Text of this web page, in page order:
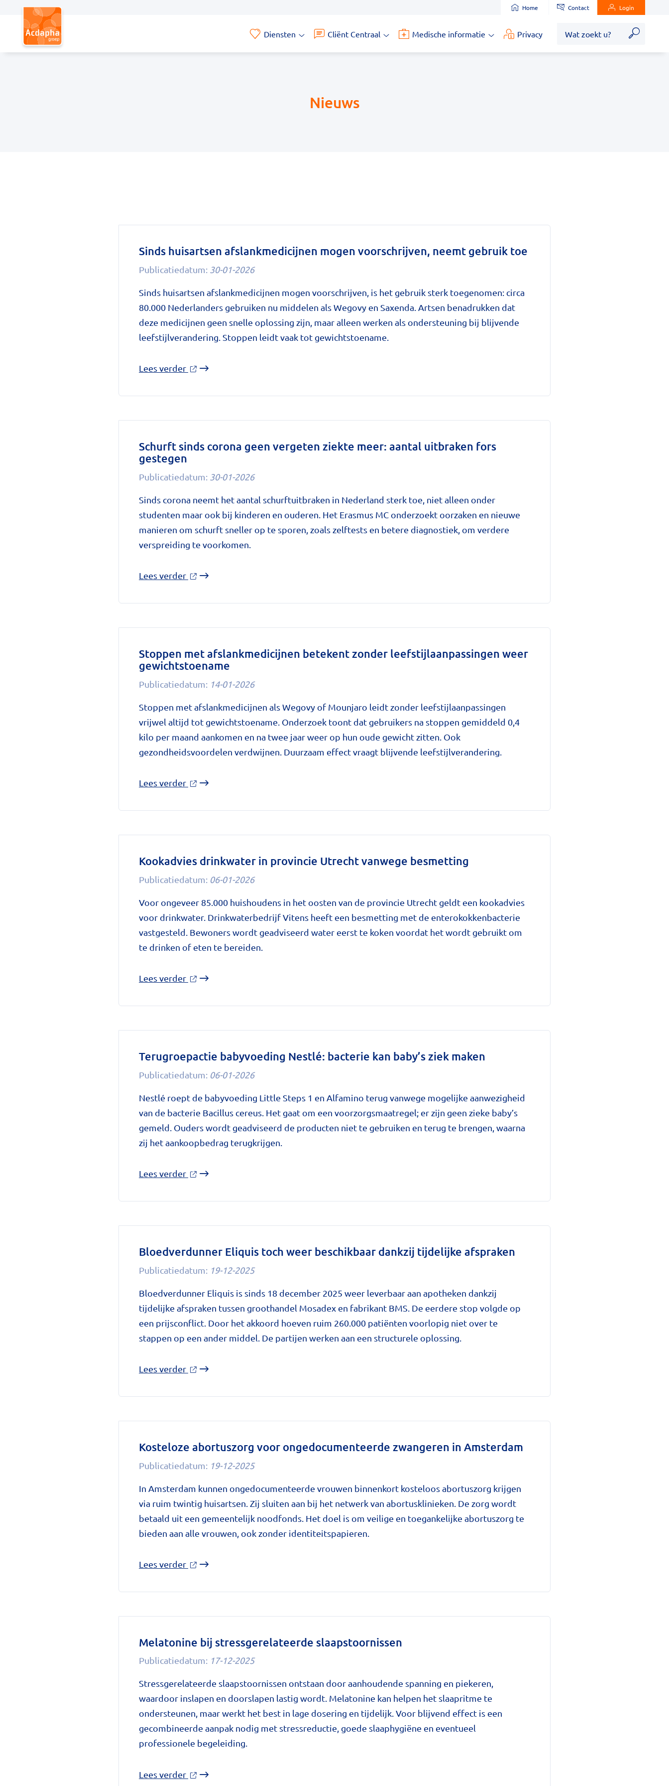
Home Contact Login
Diensten
submenu
Cliënt Centraal
Centraal
Medische informatie
informatie
Privacy
Nieuws
Sinds huisartsen afslankmedicijnen mogen voorschrijven, neemt gebruik toe
Publicatiedatum: 30-01-2026
Sinds huisartsen afslankmedicijnen mogen voorschrijven, is het gebruik sterk toegenomen: circa
80.000 Nederlanders gebruiken nu middelen als Wegovy en Saxenda. Artsen benadrukken dat
deze medicijnen geen snelle oplossing zijn, maar alleen werken als ondersteuning bij blijvende
leefstijlverandering. Stoppen leidt vaak tot gewichtstoename.
Lees verder over
huisartsen
voorschrijven,
gebruik
op
Nationale
zorggids
Schurft sinds corona geen vergeten ziekte meer: aantal uitbraken fors
gestegen
Publicatiedatum: 30-01-2026
Sinds corona neemt het aantal schurftuitbraken in Nederland sterk toe, niet alleen onder
studenten maar ook bij kinderen en ouderen. Het Erasmus MC onderzoekt oorzaken en nieuwe
manieren om schurft sneller op te sporen, zoals zelftests en betere diagnostiek, om verdere
verspreiding te voorkomen.
Lees verder over
sinds
vergeten
ziekte
meer:
uitbraken
fors
gestegen'
op
zorggids
Stoppen met afslankmedicijnen betekent zonder leefstijlaanpassingen weer
gewichtstoename
Publicatiedatum: 14-01-2026
Stoppen met afslankmedicijnen als Wegovy of Mounjaro leidt zonder leefstijlaanpassingen
vrijwel altijd tot gewichtstoename. Onderzoek toont dat gebruikers na stoppen gemiddeld 0,4
kilo per maand aankomen en na twee jaar weer op hun oude gewicht zitten. Ook
gezondheidsvoordelen verdwijnen. Duurzaam effect vraagt blijvende leefstijlverandering.
Lees verder over
met
zonder
gewichtstoename'
op
Nationale
zorggids
Kookadvies drinkwater in provincie Utrecht vanwege besmetting
Publicatiedatum: 06-01-2026
Voor ongeveer 85.000 huishoudens in het oosten van de provincie Utrecht geldt een kookadvies
voor drinkwater. Drinkwaterbedrijf Vitens heeft een besmetting met de enterokokkenbacterie
vastgesteld. Bewoners wordt geadviseerd water eerst te koken voordat het wordt gebruikt om
te drinken of eten te bereiden.
Lees verder over
drinkwater
Utrecht
besmetting'
op
Nationale
zorggids
Terugroepactie babyvoeding Nestlé: bacterie kan baby’s ziek maken
Publicatiedatum: 06-01-2026
Nestlé roept de babyvoeding Little Steps 1 en Alfamino terug vanwege mogelijke aanwezigheid
van de bacterie Bacillus cereus. Het gaat om een voorzorgsmaatregel; er zijn geen zieke baby’s
gemeld. Ouders wordt geadviseerd de producten niet te gebruiken en terug te brengen, waarna
zij het aankoopbedrag terugkrijgen.
Lees verder over
babyvoeding
kan
maken'
op
Nationale
zorggids
Bloedverdunner Eliquis toch weer beschikbaar dankzij tijdelijke afspraken
Publicatiedatum: 19-12-2025
Bloedverdunner Eliquis is sinds 18 december 2025 weer leverbaar aan apotheken dankzij
tijdelijke afspraken tussen groothandel Mosadex en fabrikant BMS. De eerdere stop volgde op
een prijsconflict. Door het akkoord hoeven ruim 260.000 patiënten voorlopig niet over te
stappen op een ander middel. De partijen werken aan een structurele oplossing.
Lees verder over
Eliquis
beschikbaar
afspraken'
op
Nationale
zorggids
Kosteloze abortuszorg voor ongedocumenteerde zwangeren in Amsterdam
Publicatiedatum: 19-12-2025
In Amsterdam kunnen ongedocumenteerde vrouwen binnenkort kosteloos abortuszorg krijgen
via ruim twintig huisartsen. Zij sluiten aan bij het netwerk van abortusklinieken. De zorg wordt
betaald uit een gemeentelijk noodfonds. Het doel is om veilige en toegankelijke abortuszorg te
bieden aan alle vrouwen, ook zonder identiteitspapieren.
Lees verder over
abortuszorg
zwangeren
op
Nationale
zorggids
Melatonine bij stressgerelateerde slaapstoornissen
Publicatiedatum: 17-12-2025
Stressgerelateerde slaapstoornissen ontstaan door aanhoudende spanning en piekeren,
waardoor inslapen en doorslapen lastig wordt. Melatonine kan helpen het slaapritme te
ondersteunen, maar werkt het best in lage dosering en tijdelijk. Voor blijvend effect is een
gecombineerde aanpak nodig met stressreductie, goede slaaphygiëne en eventueel
professionele begeleiding.
Lees verder over